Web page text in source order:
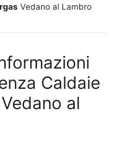
Vedano al Lambro
Caldaie
al